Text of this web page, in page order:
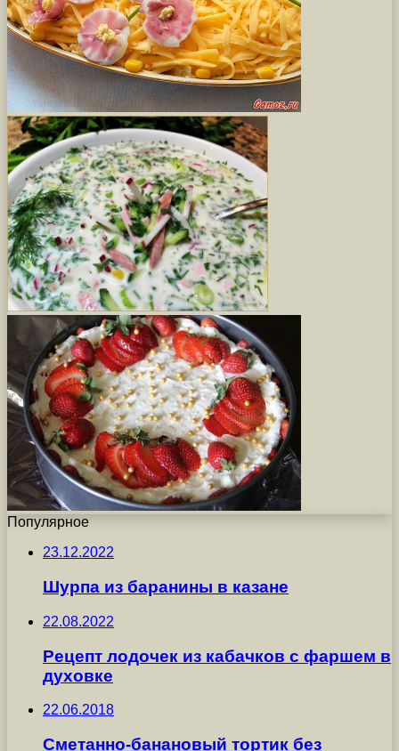
Популярное
23.12.2022
Шурпа из баранины в казане
22.08.2022
Рецепт лодочек из кабачков с фаршем в
духовке
22.06.2018
Сметанно-банановый тортик без